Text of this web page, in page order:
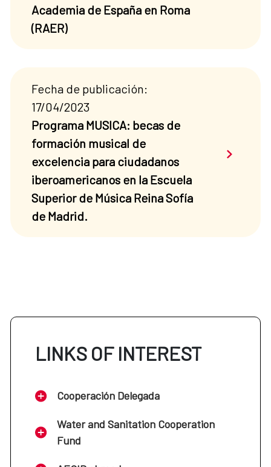
Academia de España en Roma
(RAER)
Fecha de publicación:
17/04/2023
Programa MUSICA: becas de
formación musical de
excelencia para ciudadanos
iberoamericanos en la Escuela
Superior de Música Reina Sofía
de Madrid.
Saber
LINKS OF INTEREST
Cooperación Delegada
Water and Sanitation Cooperation
Fund